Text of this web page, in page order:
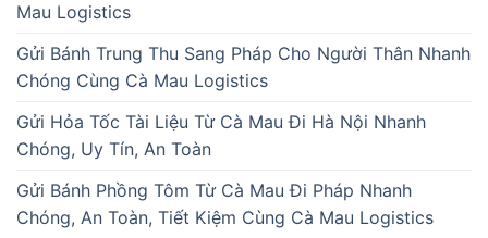
Mau Logistics
Gửi Bánh Trung Thu Sang Pháp Cho Người Thân Nhanh
Chóng Cùng Cà Mau Logistics
Gửi Hỏa Tốc Tài Liệu Từ Cà Mau Đi Hà Nội Nhanh
Chóng, Uy Tín, An Toàn
Gửi Bánh Phồng Tôm Từ Cà Mau Đi Pháp Nhanh
Chóng, An Toàn, Tiết Kiệm Cùng Cà Mau Logistics